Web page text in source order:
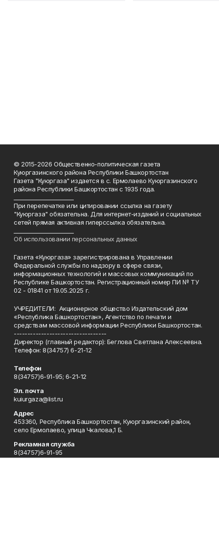
© 2015-2026 Общественно-политическая газета
Куюргазинского района Республики Башкортостан
Газета "Куюргаза" издается в с. Ермолаево Куюргазинского
района Республики Башкортостан с 1935 года.
При перепечатке или цитировании ссылка на газету
"Куюргаза" обязательна. Для интернет-изданий и социальных
сетей прямая активная гиперссылка обязательна.
Об использовании персональных данных
Газета «Куюргаза» зарегистрирована в Управлении
Федеральной службы по надзору в сфере связи,
информационных технологий и массовых коммуникаций по
Республике Башкортостан. Регистрационный номер ПИ № ТУ
02 - 01841 от 19.05.2025 г.
УЧРЕДИТЕЛИ: Акционерное общество Издательский дом
«Республика Башкортостан», Агентство по печати и
средствам массовой информации Республики Башкортостан.
----------------------------------
Директор (главный редактор): Беглова Светлана Алексеевна.
Телефон: 8(34757) 6-21-12
Телефон
8(34757)6-91-95; 6-21-12
Эл. почта
kuiurgaza@list.ru
Адрес
453360, Республика Башкортостан, Куюргазинский район,
село Ермолаево, улица Чкалова,1 Б.
Рекламная служба
8(34757)6-91-95